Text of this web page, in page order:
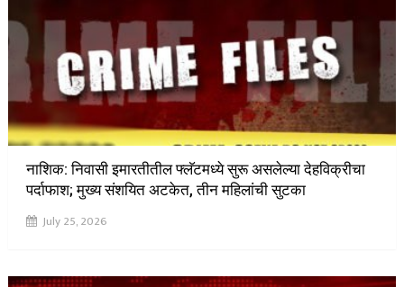
नाशिक: निवासी इमारतीतील फ्लॅटमध्ये सुरू असलेल्या देहविक्रीचा
पर्दाफाश; मुख्य संशयित अटकेत, तीन महिलांची सुटका
July 25, 2026